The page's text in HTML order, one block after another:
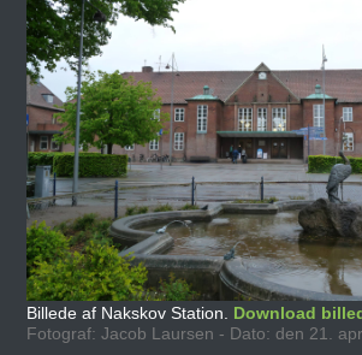
Billede af Nakskov Station. Download
Fotograf: Jacob Laursen - Dato: den 21.